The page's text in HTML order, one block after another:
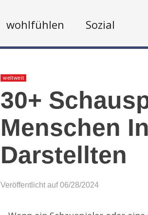
wohlfühlen Sozial
weltweit
30+
Menschen
Darstellten
Veröffentlicht auf 06/28/2024